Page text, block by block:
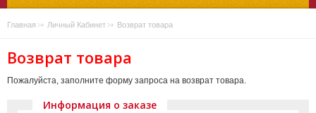
Главная » Личный Кабинет » Возврат товара
Возврат товара
Пожалуйста, заполните форму запроса на возврат товара.
Информация о заказе